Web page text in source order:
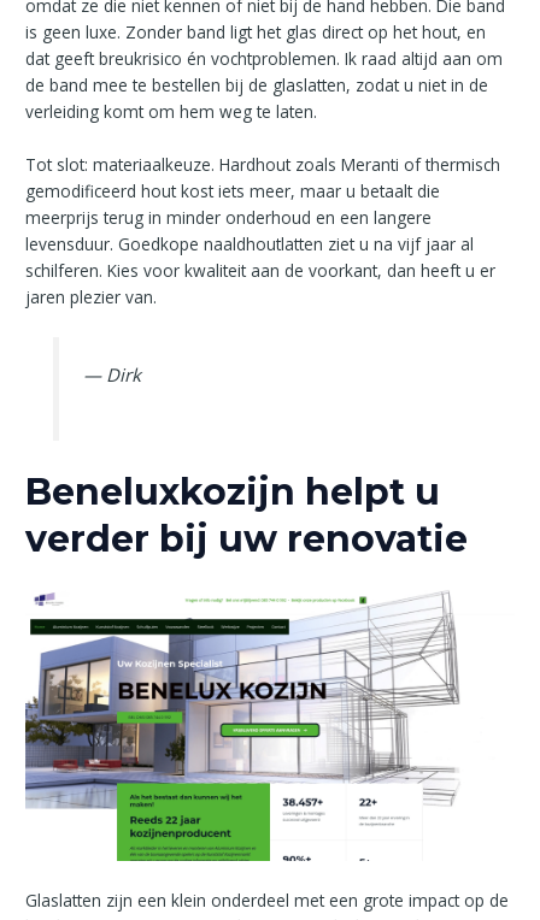
omdat ze die niet kennen of niet bij de hand hebben. Die band
is geen luxe. Zonder band ligt het glas direct op het hout, en
dat geeft breukrisico én vochtproblemen. Ik raad altijd aan om
de band mee te bestellen bij de glaslatten, zodat u niet in de
verleiding komt om hem weg te laten.
Tot slot: materiaalkeuze. Hardhout zoals Meranti of thermisch
gemodificeerd hout kost iets meer, maar u betaalt die
meerprijs terug in minder onderhoud en een langere
levensduur. Goedkope naaldhoutlatten ziet u na vijf jaar al
schilferen. Kies voor kwaliteit aan de voorkant, dan heeft u er
jaren plezier van.
— Dirk
Beneluxkozijn helpt u
verder bij uw renovatie
Glaslatten zijn een klein onderdeel met een grote impact op de